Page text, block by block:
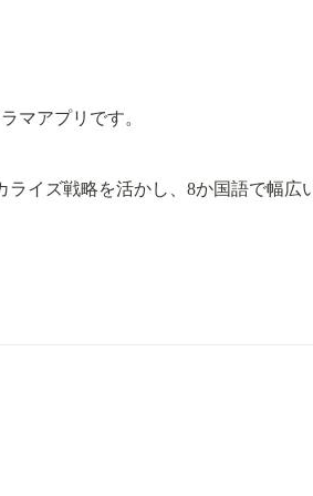
マアプリです。
イズ戦略を活かし、8か国語で幅広